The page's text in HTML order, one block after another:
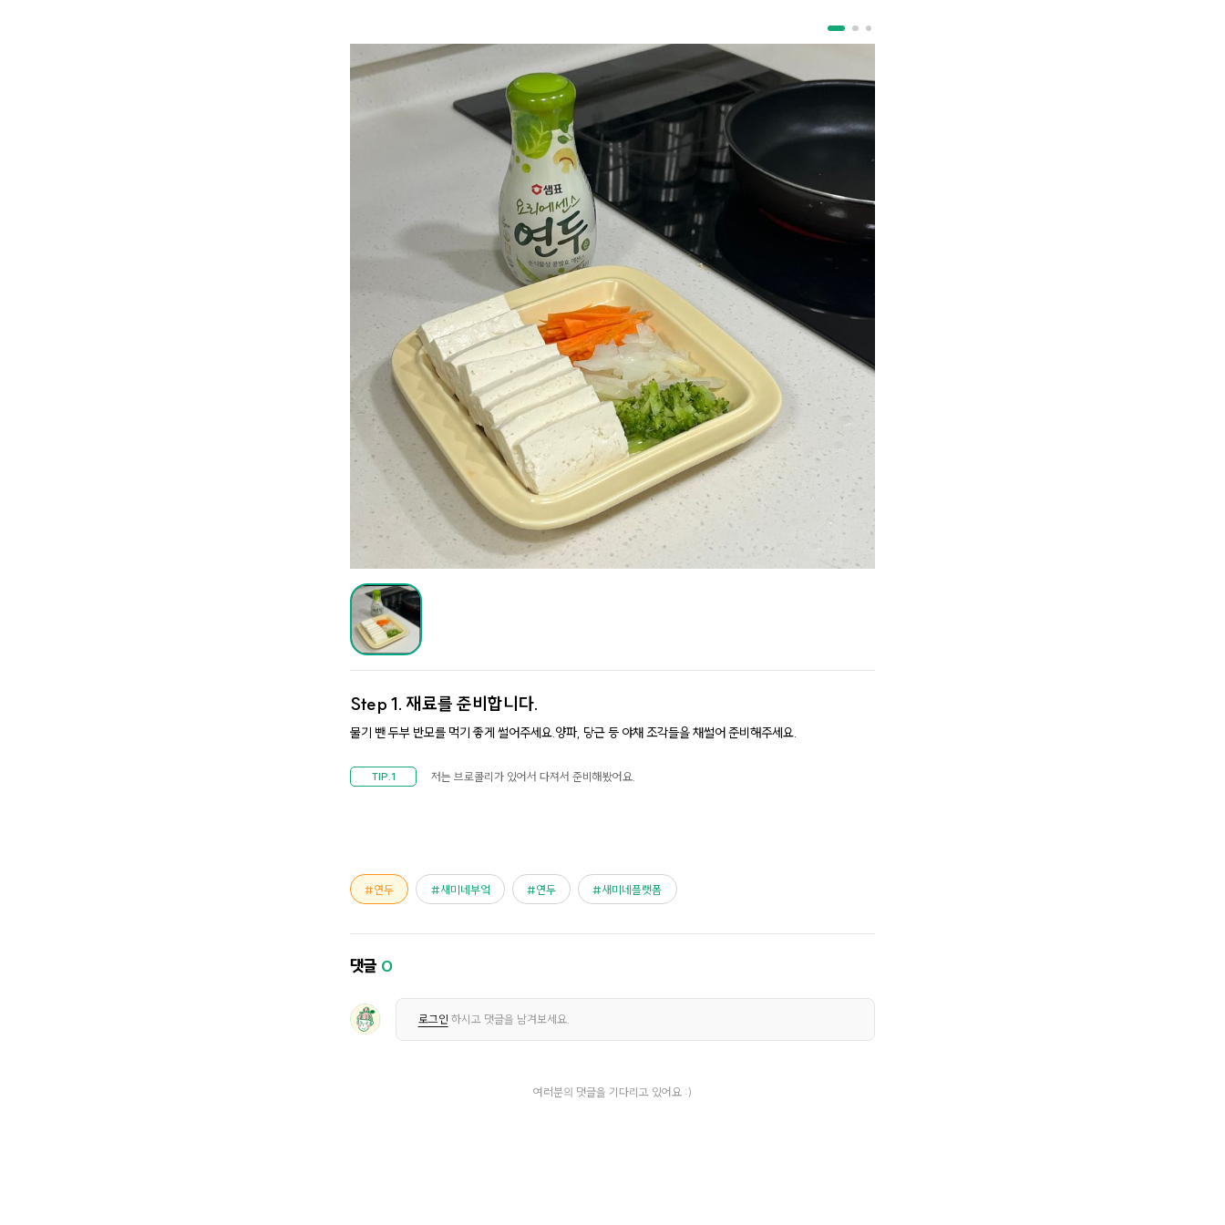
Step 1. 재료를 준비합니다.
물기 뺀 두부 반모를 먹기 좋게 썰어주세요.양파, 당근 등 야채 조각들을 채썰어 준비해주세요.
저는 브로콜리가 있어서 다져서 준비해봤어요.
연두 새미네부엌 연두 새미네플랫폼
댓글 0
로그인 하시고 댓글을 남겨보세요.
여러분의 댓글을 기다리고 있어요 :)